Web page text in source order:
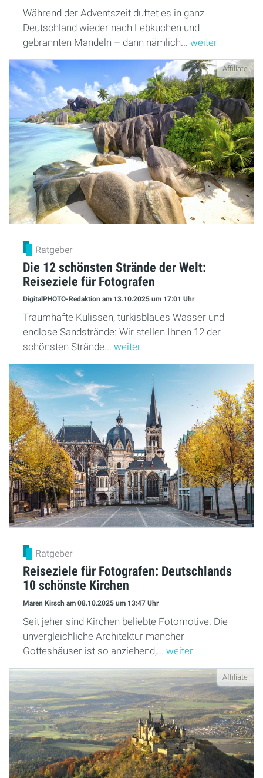
Während der Adventszeit duftet es in ganz
Deutschland wieder nach Lebkuchen und
gebrannten Mandeln – dann nämlich... weiter
Affiliate
Ratgeber
Die 12 schönsten Strände der Welt:
Reiseziele für Fotografen
DigitalPHOTO-Redaktion am 13.10.2025 um 17:01 Uhr
Traumhafte Kulissen, türkisblaues Wasser und
endlose Sandstrände: Wir stellen Ihnen 12 der
schönsten Strände... weiter
Ratgeber
Reiseziele für Fotografen: Deutschlands
10 schönste Kirchen
Maren Kirsch am 08.10.2025 um 13:47 Uhr
Seit jeher sind Kirchen beliebte Fotomotive. Die
unvergleichliche Architektur mancher
Gotteshäuser ist so anziehend,... weiter
Affiliate